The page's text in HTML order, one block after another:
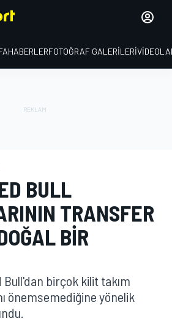
HABERLERFOTOĞRAF GALERILERI
BULL
TRANSFER
BIR
Bull'dan birçok kilit takım
önemsemediğine yönelik